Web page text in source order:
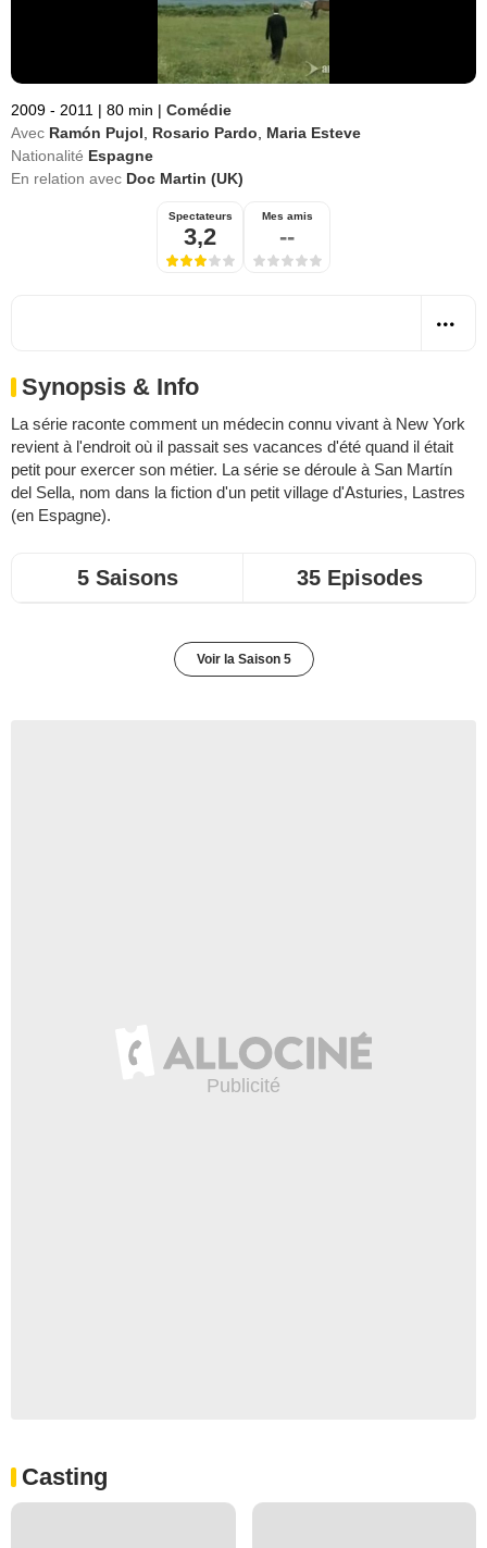
2009 - 2011 | 80 min | Comédie
Avec Ramón Pujol Rosario Pardo
Maria Esteve
Nationalité Espagne
En relation avec Doc Martin (UK)
Spectateurs
3,2
Mes amis
--
Synopsis & Info
La série raconte comment un médecin connu vivant à New York
revient à l'endroit où il passait ses vacances d'été quand il était
petit pour exercer son métier. La série se déroule à San Martín
del Sella, nom dans la fiction d'un petit village d'Asturies, Lastres
(en Espagne).
5 Saisons 35 Episodes
Voir la Saison 5
Casting